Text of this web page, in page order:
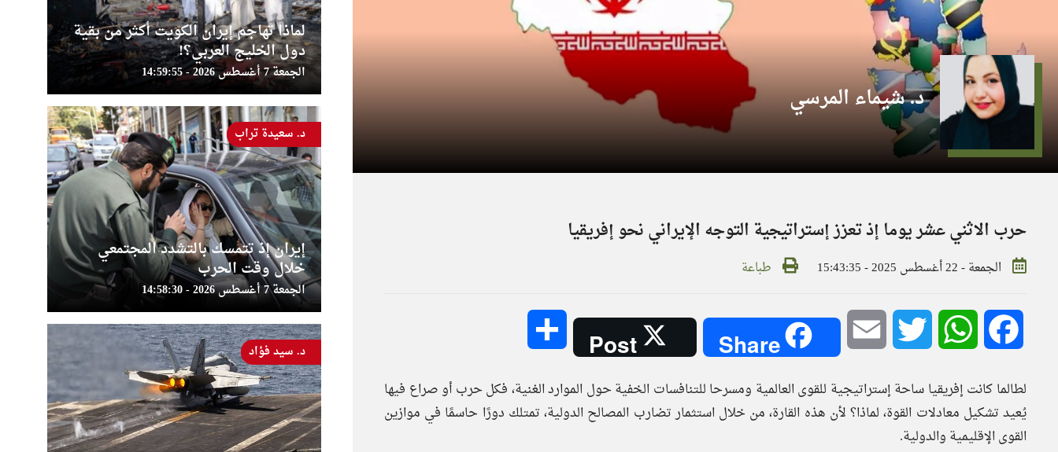
د. شيماء المرسي
حرب الاثني عشر يوما إذ تعزز إستراتيجية التوجه الإيراني نحو إفريقيا
الجمعة - 22 أغسطس 2025 - 15:43:35 طباعة
Facebook
WhatsApp
Twitter
Email
Share
Post
لطالما كانت إفريقيا ساحة إستراتيجية للقوى العالمية ومسرحا للتنافسات الخفية حول الموارد الغنية، فكل حرب أو صراع فيها
يُعيد تشكيل معادلات القوة، لماذا؟ لأن هذه القارة، من خلال استثمار تضارب المصالح الدولية، تمتلك دورًا حاسمًا في موازين
القوى الإقليمية والدولية.
لماذا تهاجم إيران الكويت أكثر من بقية
دول الخليج العربي؟!
الجمعة 7 أغسطس 2026 - 14:59:55
إيران إذ تتمسك بالتشدد المجتمعي
خلال وقت الحرب
الجمعة 7 أغسطس 2026 - 14:58:30
د. سعيدة تراب
د. سيد فؤاد